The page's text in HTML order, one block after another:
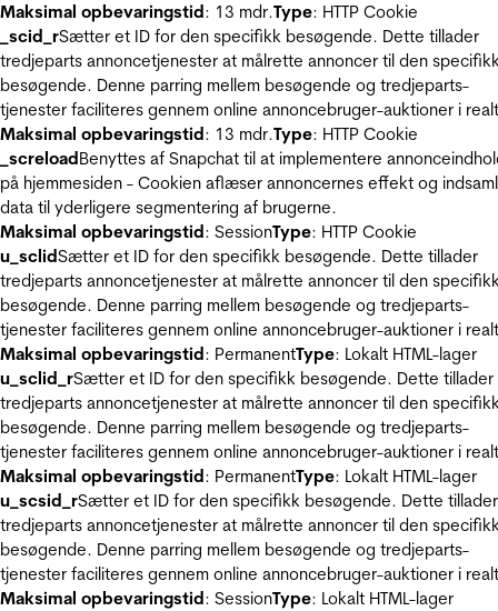
Maksimal opbevaringstid: 13 mdr.Type: HTTP Cookie
_scid_rSætter et ID for den specifikk besøgende. Dette tillader
tredjeparts annoncetjenester at målrette annoncer til den
besøgende. Denne parring mellem besøgende og tredjeparts-
tjenester faciliteres gennem online annoncebruger-auktioner i
Maksimal opbevaringstid: 13 mdr.Type: HTTP Cookie
_screloadBenyttes af Snapchat til at implementere
på hjemmesiden - Cookien aflæser annoncernes effekt og
data til yderligere segmentering af brugerne.
Maksimal opbevaringstid: SessionType: HTTP Cookie
u_sclidSætter et ID for den specifikk besøgende. Dette tillader
tredjeparts annoncetjenester at målrette annoncer til den
besøgende. Denne parring mellem besøgende og tredjeparts-
tjenester faciliteres gennem online annoncebruger-auktioner i
Maksimal opbevaringstid: PermanentType: Lokalt HTML-lager
u_sclid_rSætter et ID for den specifikk besøgende. Dette tillader
tredjeparts annoncetjenester at målrette annoncer til den
besøgende. Denne parring mellem besøgende og tredjeparts-
tjenester faciliteres gennem online annoncebruger-auktioner i
Maksimal opbevaringstid: PermanentType: Lokalt HTML-lager
u_scsid_rSætter et ID for den specifikk besøgende. Dette tillader
tredjeparts annoncetjenester at målrette annoncer til den
besøgende. Denne parring mellem besøgende og tredjeparts-
tjenester faciliteres gennem online annoncebruger-auktioner i
Maksimal opbevaringstid: SessionType: Lokalt HTML-lager